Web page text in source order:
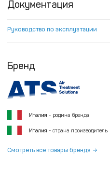
Документация
Руководство по эксплуатации
Бренд
Италия - родина бренда
Италия - страна производитель
Смотреть все товары бренда